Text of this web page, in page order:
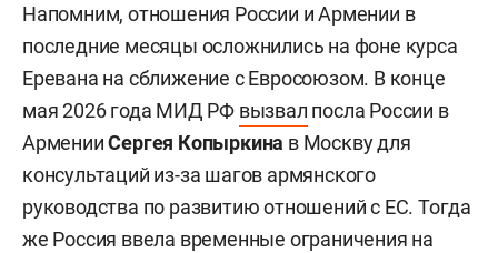
Напомним, отношения России и Армении в
последние месяцы осложнились на фоне курса
Еревана на сближение с Евросоюзом. В конце
мая 2026 года МИД РФ вызвал посла России в
АрменииСергея Копыркина в Москву для
консультаций из-за шагов армянского
руководства по развитию отношений с ЕС. Тогда
же Россия ввела временные ограничения на